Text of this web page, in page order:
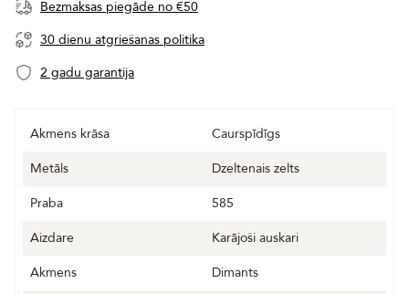
Bezmaksas piegāde no €50
30 dienu atgriešanas politika
2 gadu garantija
Akmens krāsa
Caurspīdīgs
Metāls
Dzeltenais zelts
Praba
585
Aizdare
Karājoši auskari
Akmens
Dimants